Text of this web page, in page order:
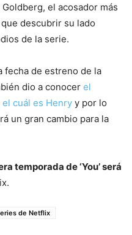
Goldberg, el acosador más
descubrir su lado
de la serie.
fecha de estreno de la
dio a conocer el
cuál es Henry y por lo
un gran cambio para la
temporada de ‘You’ será
de Netflix